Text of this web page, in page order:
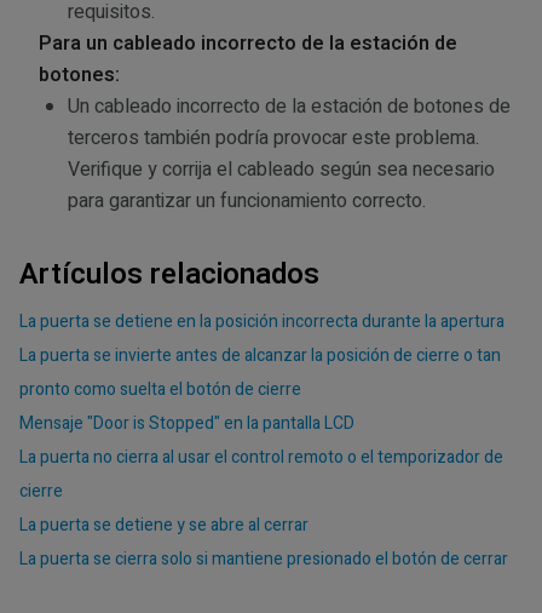
requisitos.
Para un cableado incorrecto de la estación de
botones:
Un cableado incorrecto de la estación de botones de
terceros también podría provocar este problema.
Verifique y corrija el cableado según sea necesario
para garantizar un funcionamiento correcto.
Artículos relacionados
La puerta se detiene en la posición incorrecta durante la apertura
La puerta se invierte antes de alcanzar la posición de cierre o tan
pronto como suelta el botón de cierre
Mensaje "Door is Stopped" en la pantalla LCD
La puerta no cierra al usar el control remoto o el temporizador de
cierre
La puerta se detiene y se abre al cerrar
La puerta se cierra solo si mantiene presionado el botón de cerrar